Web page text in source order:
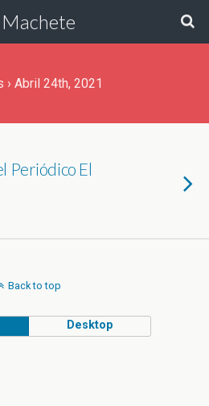
Machete
› Abril 24th, 2021
Periódico El
Back to top
Desktop